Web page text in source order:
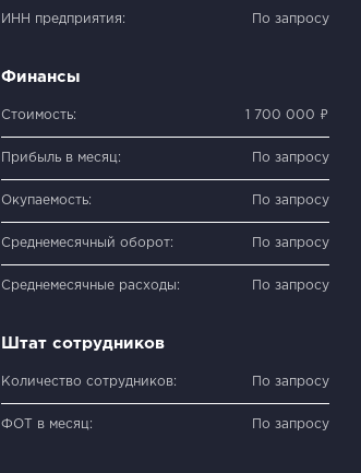
ИНН предприятия: По запросу
Финансы
Стоимость: 1 700 000 ₽
Прибыль в месяц: По запросу
Окупаемость: По запросу
Среднемесячный оборот: По запросу
Среднемесячные расходы: По запросу
Штат сотрудников
Количество сотрудников: По запросу
ФОТ в месяц: По запросу